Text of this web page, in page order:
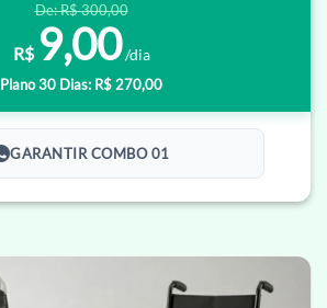
De: R$ 300,00
R$ 9,00 /dia
Plano 30 Dias: R$ 270,00
GARANTIR COMBO 01